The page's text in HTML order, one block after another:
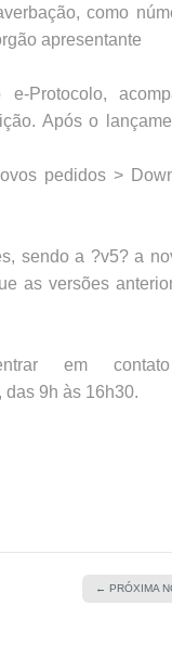
como
apresentante
Protocolo,
Após o
pedidos >
sendo a ?v5? a
as versões
em
das 9h às 16h30.
← PRÓXIMA